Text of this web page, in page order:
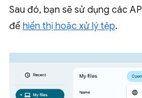
Sau đó, bạn sẽ sử dụng các
để hiển thị hoặc xử lý tệp.